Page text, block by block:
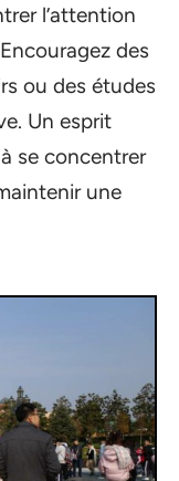
l’attention
des
ou des études
Un esprit
se concentrer
une